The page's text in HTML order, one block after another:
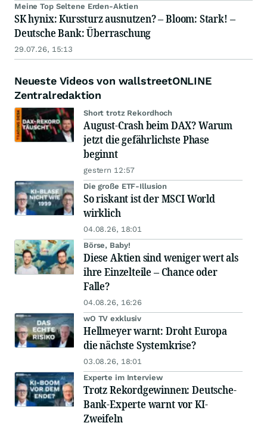
Meine Top Seltene Erden-Aktien
SK hynix: Kurssturz ausnutzen? – Bloom: Stark! –
Deutsche Bank: Überraschung
29.07.26, 15:13
Neueste Videos von wallstreetONLINE
Zentralredaktion
Short trotz Rekordhoch
August-Crash beim DAX? Warum
jetzt die gefährlichste Phase
beginnt
gestern 12:57
Die große ETF-Illusion
So riskant ist der MSCI World
wirklich
04.08.26, 18:01
Börse, Baby!
Diese Aktien sind weniger wert als
ihre Einzelteile – Chance oder
Falle?
04.08.26, 16:26
wO TV exklusiv
Hellmeyer warnt: Droht Europa
die nächste Systemkrise?
03.08.26, 18:01
Experte im Interview
Trotz Rekordgewinnen: Deutsche-
Bank-Experte warnt vor KI-
Zweifeln